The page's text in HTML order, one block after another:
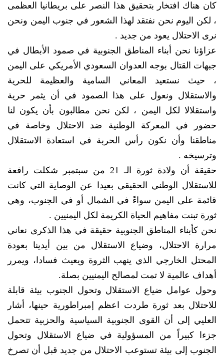
كان هناك افتخار بتحقيق هذا النصر على بريطانيا العظمى
، لكن اليوم نحن نفتقد لهذا الشعور في جنوب اليمن ونحن
نرى الاحتلال يعود من جديد .
عزاؤنا نحن أبناء المناطق الجنوبية في صمود الأبطال في
جبهات القتال بوجه العدوان السعودي الأمريكي على اليمن
، حيث نستعيد المعاني السامية والعظيمة للحرية
والاستقلال ونعول على هذا الصمود في أن يثمر حرية
واستقلالا لكل اليمن ، لكن نحن مطالبون بأن يكون لنا
حضور في المعركة الوطنية ضد الاحتلال وخاصة في
مناطقنا وأن نكون رأس الحربة في استعادة الاستقلال
وترسيخه .
حقيقة أن ولادة ثورة الـ 21 من سبتمبر شكلت رافعة
للاستقلال الوطني الحقيقي بعيدا عن الوصاية التي كانت
قائمة على اليمن سواءً في الشمال أو في الجنوب، وهي
ثورة تبنت مفاهيم الحياة الكريمة لكل اليمنيين .
نحن كأبناء المناطق الجنوبية حقيقة في هذا الذكرى نعاني
مرارة الاحتلال، وضياع الاستقلال من بين أيدينا بعودة
المحتل الخارجي الذي ينهب الثروة ويعيث فسادا، ويمرر
أهداف عالمية لا تمت لمصالح اليمنيين بصلة.
وحول عوامل ضياع الاستقلال وتحول الجنوب بيئة قابلة
للاحتلال بعد ثورة طردت اعظم إمبراطورية حينها، أشار
العليي إلى أن القوى الجنوبية السياسية والحزبية تتحمل
جزءا كبيراً من المسؤولية في ضياع الاستقلال وتحول
الجنوب إلى بيئة تستوعب الاحتلال من جديد قبل أن تصرخ